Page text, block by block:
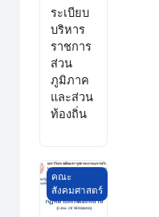
ระเบียบ
บริหาร
ราชการ
ส่วน
ภูมิภาค
และส่วน
ท้องถิ่น
กฎหมายลักษณะพยาน
คณะ
สังคมศาสตร์